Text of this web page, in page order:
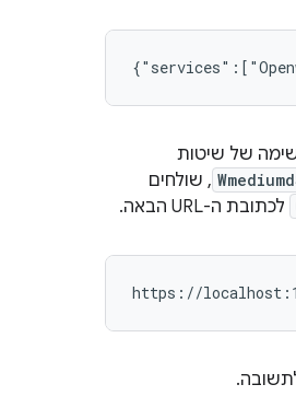
של שיטות
, שולחים
לכתובת ה-URL הבאה.